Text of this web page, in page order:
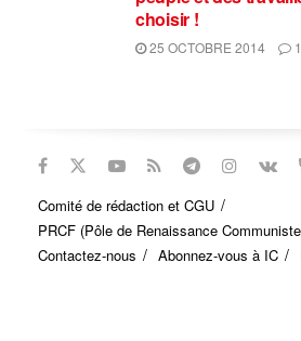
choisir !
25 OCTOBRE 2014 1
Comité de rédaction et CGU
PRCF (Pôle de Renaissance
Contactez-nous
Abonnez-vous à IC